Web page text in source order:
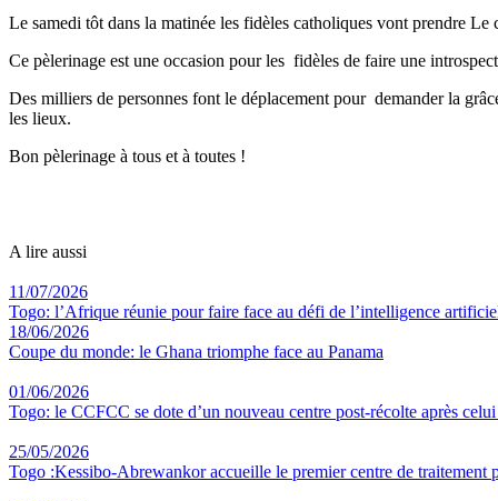
Le samedi tôt dans la matinée les fidèles catholiques vont prendre
Ce pèlerinage est une occasion pour les fidèles de faire une
Des milliers de personnes font le déplacement pour demander la
les lieux.
Bon pèlerinage à tous et à toutes !
A lire aussi
11/07/2026
Togo: l’Afrique réunie pour faire face au défi de l’intelligence
18/06/2026
Coupe du monde: le Ghana triomphe face au Panama
01/06/2026
Togo: le CCFCC se dote d’un nouveau centre post-récolte après
25/05/2026
Togo :Kessibo-Abrewankor accueille le premier centre de traitement